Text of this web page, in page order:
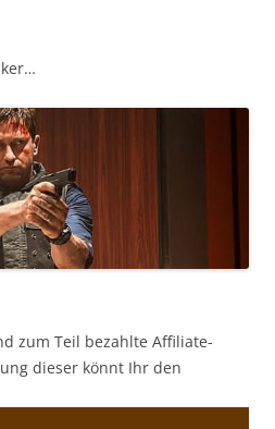
zum Teil bezahlte Affiliate-
dieser könnt Ihr den